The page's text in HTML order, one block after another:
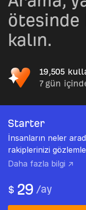
kalın.
19,505
7 gün
Starter
İnsanların neler
rakiplerinizi
Daha fazla bilgi ↗
$ 29 /ay